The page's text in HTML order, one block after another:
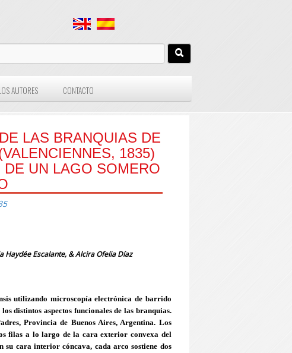
AUTORES CONTACTO
LAS BRANQUIAS DE
1835)
UN LAGO SOMERO
Haydée Escalante, & Alcira Ofelia Díaz
utilizando microscopía electrónica de barrido
distintos aspectos funcionales de las branquias.
Provincia de Buenos Aires, Argentina. Los
filas a lo largo de la cara exterior convexa del
cara interior cóncava, cada arco sostiene dos